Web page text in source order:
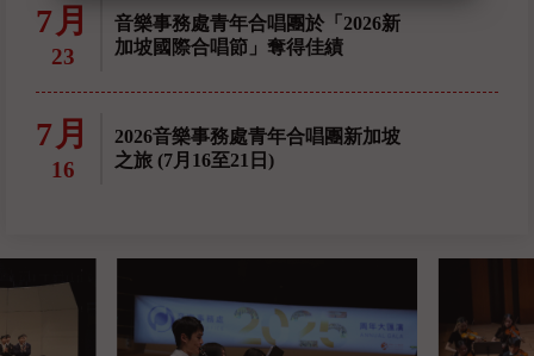
7月
23
音樂事務處青年合唱團於「2026新
加坡國際合唱節」奪得佳績
7月
16
2026音樂事務處青年合唱團新加坡
之旅 (7月16至21日)